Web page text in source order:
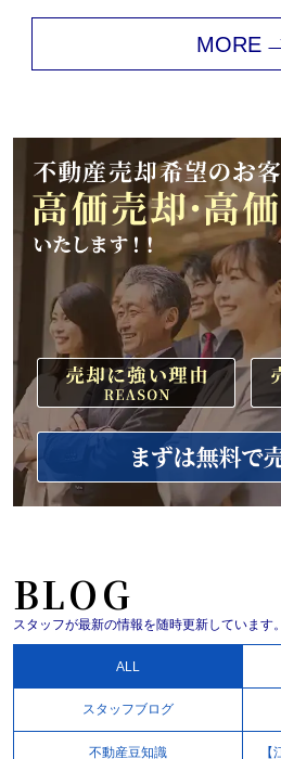
MORE
BLOG
スタッフが最新の情報を随時更新しています。
ALL
スタッフブログ
不動産豆知識